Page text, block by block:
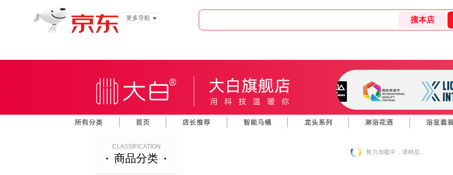
更多导航
CLASSIFICATION
商品分类 努力加载中，请稍后...